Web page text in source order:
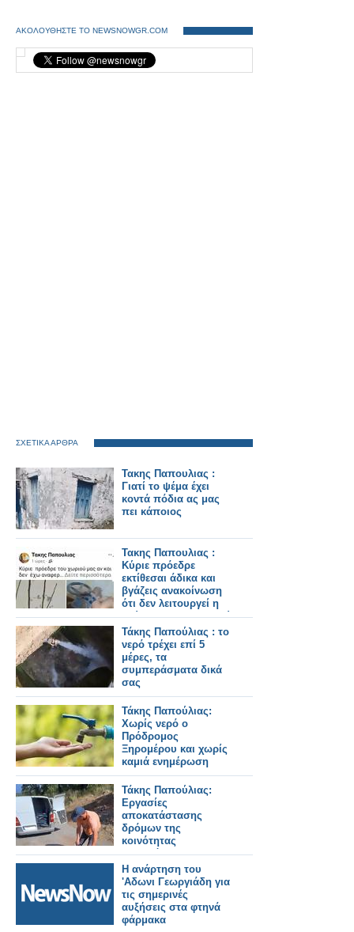
ΑΚΟΛΟΥΘΗΣΤΕ ΤΟ NEWSNOWGR.COM
ΣΧΕΤΙΚΑ ΑΡΘΡΑ
Τακης Παπουλιας :
Γιατί το ψέμα έχει
κοντά πόδια ας μας
πει κάποιος
Τακης Παπουλιας :
Κύριε πρόεδρε
εκτίθεσαι άδικα και
βγάζεις ανακοίνωση
ότι δεν λειτουργεί η
γεώτρηση του χωριού
μας
Τάκης Παπούλιας : το
νερό τρέχει επί 5
μέρες, τα
συμπεράσματα δικά
σας
Τάκης Παπούλιας:
Χωρίς νερό ο
Πρόδρομος
Ξηρομέρου και χωρίς
καμιά ενημέρωση
Τάκης Παπούλιας:
Εργασίες
αποκατάστασης
δρόμων της
κοινότητας
Προδρόμου, στη
θητεία μου.
Η ανάρτηση του
'Αδωνι Γεωργιάδη για
τις σημερινές
αυξήσεις στα φτηνά
φάρμακα